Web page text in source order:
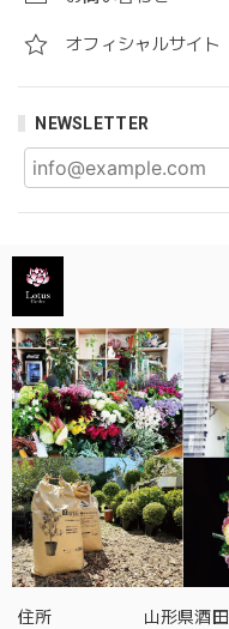
オフィシャルサイト
NEWSLETTER
住所
山形県酒